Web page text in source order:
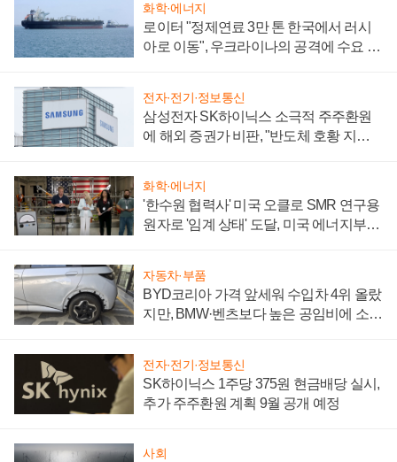
화학·에너지
로이터 "정제연료 3만 톤 한국에서 러시
아로 이동", 우크라이나의 공격에 수요 늘
전자·전기·정보통신
삼성전자 SK하이닉스 소극적 주주환원
에 해외 증권가 비판, "반도체 호황 지속
화학·에너지
'한수원 협력사' 미국 오클로 SMR 연구용
원자로 '임계 상태' 도달, 미국 에너지부
자동차·부품
BYD코리아 가격 앞세워 수입차 4위 올랐
지만, BMW·벤츠보다 높은 공임비에 소비
전자·전기·정보통신
SK하이닉스 1주당 375원 현금배당 실시,
추가 주주환원 계획 9월 공개 예정
사회